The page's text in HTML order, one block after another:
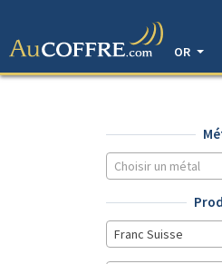
OR
Choisir un métal
Franc Suisse